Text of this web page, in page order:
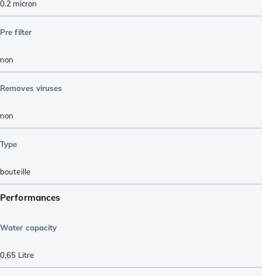
0.2 micron
Pre filter
non
Removes viruses
non
Type
bouteille
Performances
Water capacity
0,65 Litre